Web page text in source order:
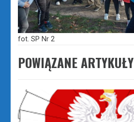
fot. SP Nr 2
POWIĄZANE ARTYKUŁY